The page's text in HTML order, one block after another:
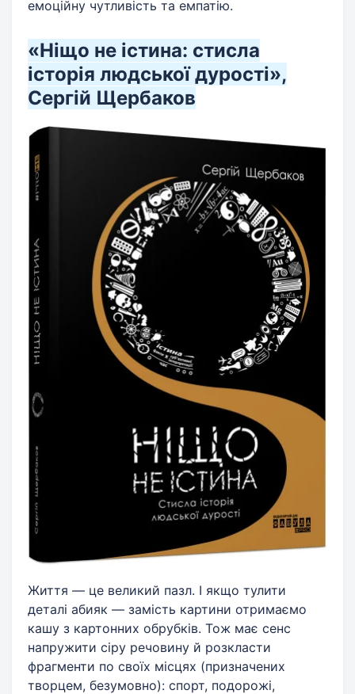
емоційну чутливість та емпатію.
«Ніщо не істина: стисла
історія людської дурості»,
Сергій Щербаков
Життя — це великий пазл. І якщо тулити
деталі абияк — замість картини отримаємо
кашу з картонних обрубків. Тож має сенс
напружити сіру речовину й розкласти
фрагменти по своїх місцях (призначених
творцем, безумовно): спорт, подорожі,